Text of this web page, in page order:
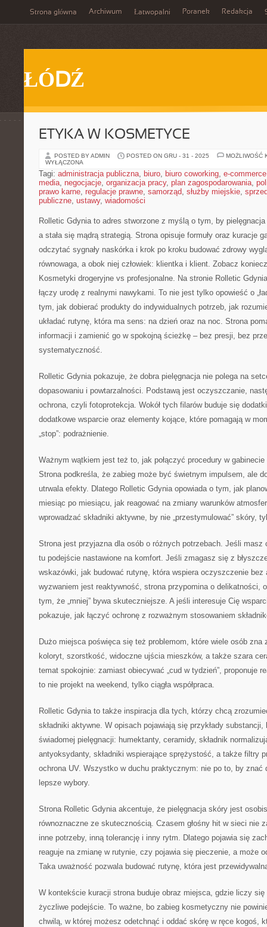
Strona główna Archiwum Łatwopalni Poranek Redakcja
ŁÓDŹ
ETYKA W KOSMETYCE
POSTED BY ADMIN POSTED ON GRU - 31 - 2025
MOŻLIWOŚĆ
WYŁĄCZONA
Tagi: administracja publiczna, biuro, biuro coworking, e-commerce
media, negocjacje, organizacja pracy, plan zagospodarowania,
prawo karne, regulacje prawne, samorząd, służby miejskie,
publiczne, ustawy, wiadomości
Rolletic Gdynia to adres stworzone z myślą o tym, by
a stała się mądrą strategią. Strona opisuje formuły oraz kuracje
odczytać sygnały naskórka i krok po kroku budować zdrowy
równowaga, a obok niej człowiek: klientka i klient. Zobacz
Kosmetyki drogeryjne vs profesjonalne. Na stronie Rolletic
łączy urodę z realnymi nawykami. To nie jest tylko opowieść o
tym, jak dobierać produkty do indywidualnych potrzeb, jak
układać rutynę, która ma sens: na dzień oraz na noc. Strona
informacji i zamienić go w spokojną ścieżkę – bez presji, bez
systematyczność.
Rolletic Gdynia pokazuje, że dobra pielęgnacja nie polega na
dopasowaniu i powtarzalności. Podstawą jest oczyszczanie,
ochrona, czyli fotoprotekcja. Wokół tych filarów buduje się
dodatkowe wsparcie oraz elementy kojące, które pomagają w
„stop”: podrażnienie.
Ważnym wątkiem jest też to, jak połączyć procedury w
Strona podkreśla, że zabieg może być świetnym impulsem, ale
utrwala efekty. Dlatego Rolletic Gdynia opowiada o tym, jak
miesiąc po miesiącu, jak reagować na zmiany warunków
wprowadzać składniki aktywne, by nie „przestymulować” skóry,
Strona jest przyjazna dla osób o różnych potrzebach. Jeśli masz
tu podejście nastawione na komfort. Jeśli zmagasz się z
wskazówki, jak budować rutynę, która wspiera oczyszczenie bez
wyzwaniem jest reaktywność, strona przypomina o delikatności,
tym, że „mniej” bywa skuteczniejsze. A jeśli interesuje Cię
pokazuje, jak łączyć ochronę z rozważnym stosowaniem
Dużo miejsca poświęca się też problemom, które wiele osób zna
koloryt, szorstkość, widoczne ujścia mieszków, a także szara
temat spokojnie: zamiast obiecywać „cud w tydzień”, proponuje
to nie projekt na weekend, tylko ciągła współpraca.
Rolletic Gdynia to także inspiracja dla tych, którzy chcą
składniki aktywne. W opisach pojawiają się przykłady
świadomej pielęgnacji: humektanty, ceramidy, składnik
antyoksydanty, składniki wspierające sprężystość, a także filtry
ochrona UV. Wszystko w duchu praktycznym: nie po to, by znać
lepsze wybory.
Strona Rolletic Gdynia akcentuje, że pielęgnacja skóry jest
równoznaczne ze skutecznością. Czasem głośny hit w sieci nie
inne potrzeby, inną tolerancję i inny rytm. Dlatego pojawia się
reaguje na zmianę w rutynie, czy pojawia się pieczenie, a może
Taka uważność pozwala budować rutynę, która jest
W kontekście kuracji strona buduje obraz miejsca, gdzie liczy
życzliwe podejście. To ważne, bo zabieg kosmetyczny nie
chwilą, w której możesz odetchnąć i oddać skórę w ręce kogoś,